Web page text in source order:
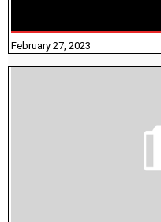
February 27, 2023